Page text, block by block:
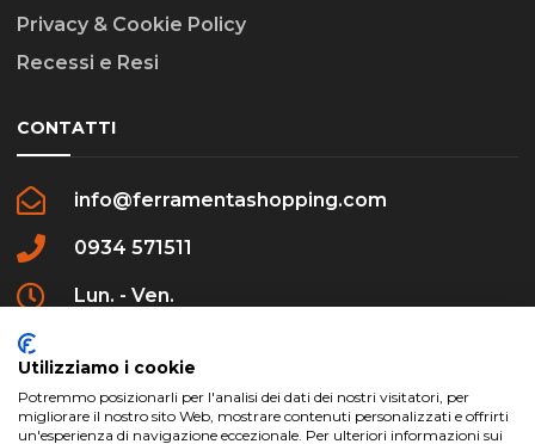
Privacy & Cookie Policy
Recessi e Resi
CONTATTI
info@ferramentashopping.com
0934 571511
Lun. - Ven.
Utilizziamo i cookie
Potremmo posizionarli per l'analisi dei dati dei nostri visitatori, per
migliorare il nostro sito Web, mostrare contenuti personalizzati e offrirti
un'esperienza di navigazione eccezionale. Per ulteriori informazioni sui